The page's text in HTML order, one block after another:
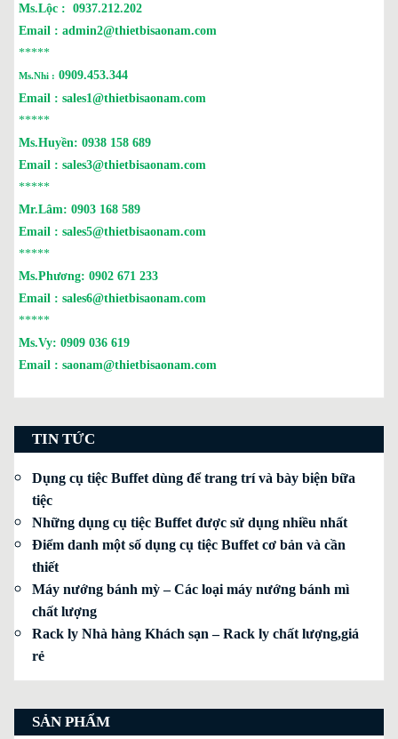
Ms.Lộc : 0937.212.202
Email : admin2@thietbisaonam.com
*****
Ms.Nhi : 0909.453.344
Email : sales1@thietbisaonam.com
*****
Ms.Huyền: 0938 158 689
Email : sales3@thietbisaonam.com
*****
Mr.Lâm: 0903 168 589
Email : sales5@thietbisaonam.com
*****
Ms.Phương: 0902 671 233
Email : sales6@thietbisaonam.com
*****
Ms.Vy: 0909 036 619
Email : saonam@thietbisaonam.com
TIN TỨC
Dụng cụ tiệc Buffet dùng để trang trí và bày biện bữa
tiệc
Những dụng cụ tiệc Buffet được sử dụng nhiều nhất
Điểm danh một số dụng cụ tiệc Buffet cơ bản và cần
thiết
Máy nướng bánh mỳ – Các loại máy nướng bánh mì
chất lượng
Rack ly Nhà hàng Khách sạn – Rack ly chất lượng,giá
rẻ
SẢN PHẨM